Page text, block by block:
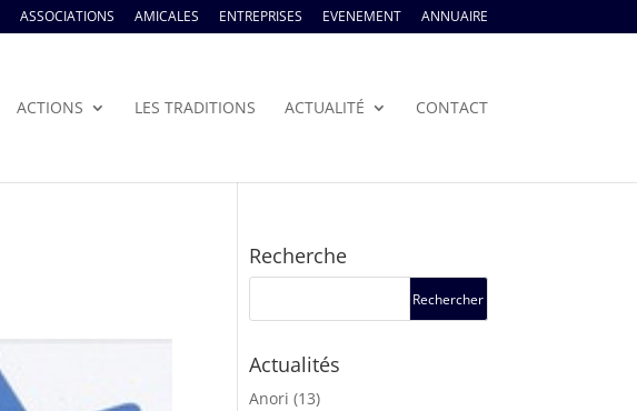
ASSOCIATIONS AMICALES ENTREPRISES EVENEMENT ANNUAIRE
ACTIONS LES TRADITIONS ACTUALITÉ CONTACT
Recherche
Actualités
Anori (13)